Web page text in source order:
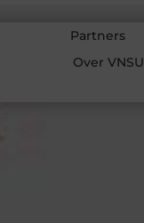
Partners
Over VNSU